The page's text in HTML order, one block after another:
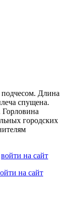
Длина
спущена.
городских
войти на сайт
на сайт